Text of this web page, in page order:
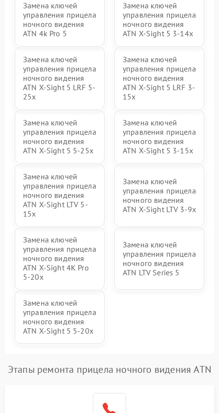
Замена ключей
управления прицела
ночного видения
ATN 4k Pro 5
Замена ключей
управления прицела
ночного видения
ATN X-Sight 5 3-14x
Замена ключей
управления прицела
ночного видения
ATN X-Sight 5 LRF 5-
25x
Замена ключей
управления прицела
ночного видения
ATN X-Sight 5 LRF 3-
15x
Замена ключей
управления прицела
ночного видения
ATN X-Sight 5 5-25x
Замена ключей
управления прицела
ночного видения
ATN X-Sight 5 3-15x
Замена ключей
управления прицела
ночного видения
ATN X-Sight LTV 5-
15x
Замена ключей
управления прицела
ночного видения
ATN X-Sight LTV 3-9x
Замена ключей
управления прицела
ночного видения
ATN X-Sight 4K Pro
5-20x
Замена ключей
управления прицела
ночного видения
ATN LTV Series 5
Замена ключей
управления прицела
ночного видения
ATN X-Sight 5 5-20x
Этапы ремонта прицела ночного видения ATN